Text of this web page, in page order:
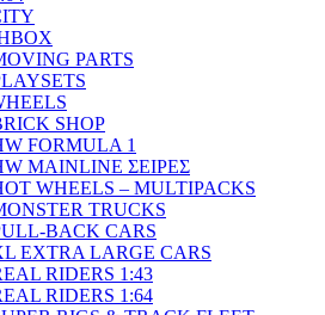
PARTS
SHOP
FORMULA 1
MAINLINE ΣΕΙΡΕΣ
WHEELS – MULTIPACKS
TRUCKS
BACK CARS
EXTRA LARGE CARS
RIDERS 1:43
RIDERS 1:64